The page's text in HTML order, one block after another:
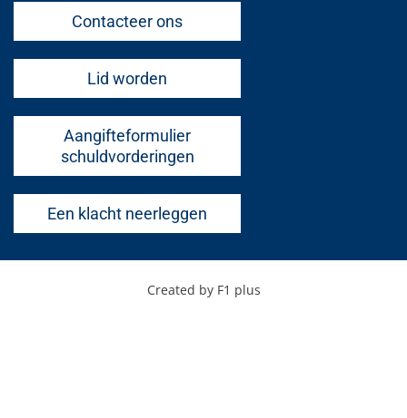
Contacteer ons
Lid worden
Aangifteformulier
schuldvorderingen
Een klacht neerleggen
Created by F1 plus